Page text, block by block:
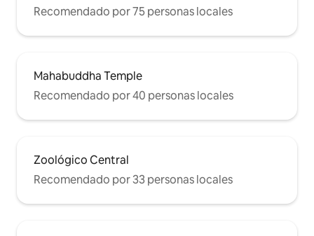
Recomendado por 75 personas locales
Mahabuddha Temple
Recomendado por 40 personas locales
Zoológico Central
Recomendado por 33 personas locales